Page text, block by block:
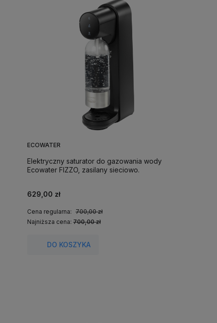
ECOWATER
Elektryczny saturator do gazowania wody
Ecowater FIZZO, zasilany sieciowo.
629,00 zł
Cena regularna: 700,00 zł
Najniższa cena: 700,00 zł
DO KOSZYKA